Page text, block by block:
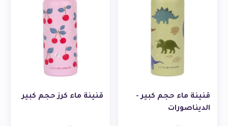
قنينة ماء حجم كبير -
الديناصورات
قنينة ماء كرز حجم كبير